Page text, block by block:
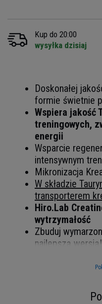
Kup do 20:00
wysyłka dzisiaj
Doskonałej
formie świetnie
Wspiera jakość
treningowych,
energii
Wsparcie
intensywnym
Mikronizacja
W składzie
transporterem
Hiro.Lab
wytrzymałość
Zbuduj
najlepszą